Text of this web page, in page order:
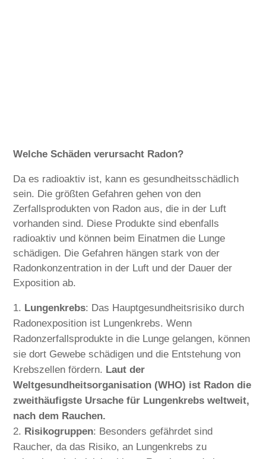
Welche Schäden verursacht Radon?
Da es radioaktiv ist, kann es gesundheitsschädlich
sein. Die größten Gefahren gehen von den
Zerfallsprodukten von Radon aus, die in der Luft
vorhanden sind. Diese Produkte sind ebenfalls
radioaktiv und können beim Einatmen die Lunge
schädigen. Die Gefahren hängen stark von der
Radonkonzentration in der Luft und der Dauer der
Exposition ab.
Lungenkrebs: Das Hauptgesundheitsrisiko durch
Radonexposition ist Lungenkrebs. Wenn
Radonzerfallsprodukte in die Lunge gelangen, können
sie dort Gewebe schädigen und die Entstehung von
Krebszellen fördern. Laut der
Weltgesundheitsorganisation (WHO) ist Radon die
zweithäufigste Ursache für Lungenkrebs weltweit,
nach dem Rauchen.
Risikogruppen: Besonders gefährdet sind
Raucher, da das Risiko, an Lungenkrebs zu